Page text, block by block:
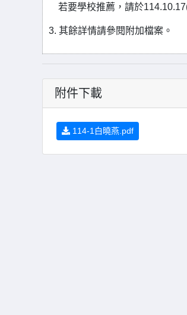
若要學校推薦，請於
3. 其餘詳情請參閱附加檔案。
附件下載
114-1白曉燕.pdf